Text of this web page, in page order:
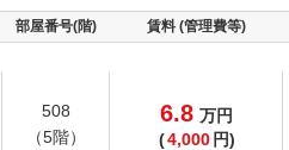
部屋番号(階) 賃料 (管理費等)
508
（5階）
6.8 万円
(4,000 円)